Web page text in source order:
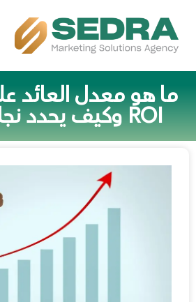
ما هو معدل العائد
ROI وكيف يحدد نجاح تجارتك؟